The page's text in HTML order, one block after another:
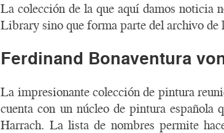
La colección de la que aquí damos noticia
Library sino que forma parte del archivo
Ferdinand Bonaventura
La impresionante colección de pintura
cuenta con un núcleo de pintura española
Harrach. La lista de nombres permite